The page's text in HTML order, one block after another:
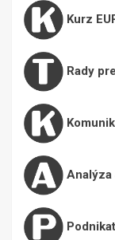
Kurz
Rady
Analýza